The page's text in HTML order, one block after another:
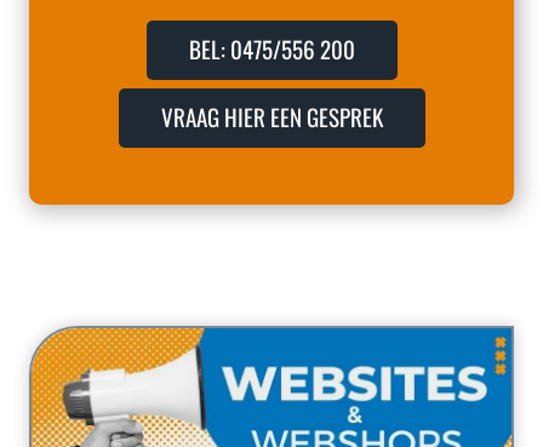
BEL: 0475/556 200
VRAAG HIER EEN GESPREK